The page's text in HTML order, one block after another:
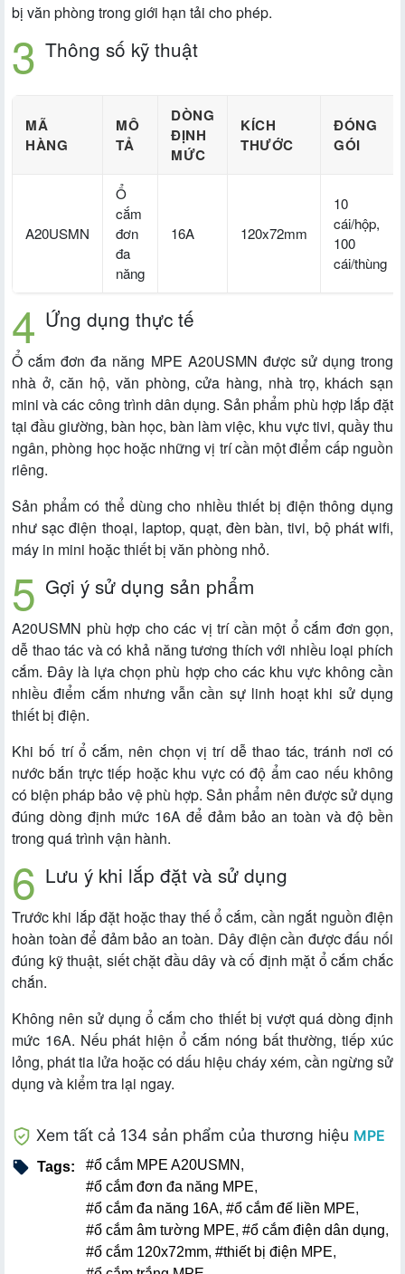
bị văn phòng trong giới hạn tải cho phép.
Thông số kỹ thuật
MÃ
HÀNG
MÔ
TẢ
DÒNG
ĐỊNH
MỨC
KÍCH
THƯỚC
ĐÓNG
GÓI
A20USMN
Ổ
cắm
đơn
đa
năng
16A 120x72mm
10
cái/hộp,
100
cái/thùng
Ứng dụng thực tế
Ổ cắm đơn đa năng MPE A20USMN được sử dụng trong
nhà ở, căn hộ, văn phòng, cửa hàng, nhà trọ, khách sạn
mini và các công trình dân dụng. Sản phẩm phù hợp lắp đặt
tại đầu giường, bàn học, bàn làm việc, khu vực tivi, quầy thu
ngân, phòng học hoặc những vị trí cần một điểm cấp nguồn
riêng.
Sản phẩm có thể dùng cho nhiều thiết bị điện thông dụng
như sạc điện thoại, laptop, quạt, đèn bàn, tivi, bộ phát wifi,
máy in mini hoặc thiết bị văn phòng nhỏ.
Gợi ý sử dụng sản phẩm
A20USMN phù hợp cho các vị trí cần một ổ cắm đơn gọn,
dễ thao tác và có khả năng tương thích với nhiều loại phích
cắm. Đây là lựa chọn phù hợp cho các khu vực không cần
nhiều điểm cắm nhưng vẫn cần sự linh hoạt khi sử dụng
thiết bị điện.
Khi bố trí ổ cắm, nên chọn vị trí dễ thao tác, tránh nơi có
nước bắn trực tiếp hoặc khu vực có độ ẩm cao nếu không
có biện pháp bảo vệ phù hợp. Sản phẩm nên được sử dụng
đúng dòng định mức 16A để đảm bảo an toàn và độ bền
trong quá trình vận hành.
Lưu ý khi lắp đặt và sử dụng
Trước khi lắp đặt hoặc thay thế ổ cắm, cần ngắt nguồn điện
hoàn toàn để đảm bảo an toàn. Dây điện cần được đấu nối
đúng kỹ thuật, siết chặt đầu dây và cố định mặt ổ cắm chắc
chắn.
Không nên sử dụng ổ cắm cho thiết bị vượt quá dòng định
mức 16A. Nếu phát hiện ổ cắm nóng bất thường, tiếp xúc
lỏng, phát tia lửa hoặc có dấu hiệu cháy xém, cần ngừng sử
dụng và kiểm tra lại ngay.
Xem tất cả 134 sản phẩm của thương hiệu MPE
Tags: #ổ cắm MPE A20USMN ,
#ổ cắm đơn đa năng MPE,
#ổ cắm đa năng 16A, #ổ cắm đế liền MPE,
#ổ cắm âm tường MPE, #ổ cắm điện dân dụng,
#ổ cắm 120x72mm, #thiết bị điện MPE,